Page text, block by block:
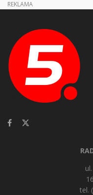
REKLAMA
tel.